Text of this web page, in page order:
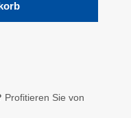
Profitieren Sie von